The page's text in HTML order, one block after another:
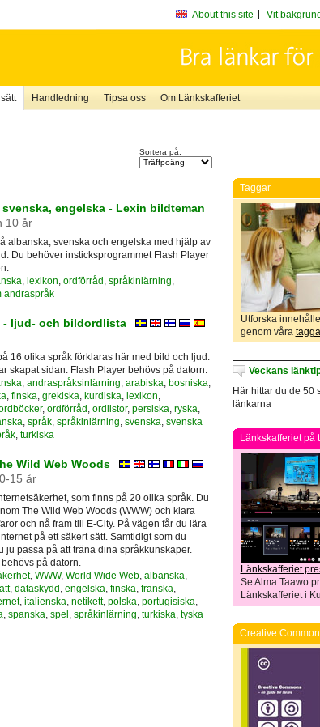
About this site Vit bakgrund
Handledning Tipsa oss Om Länkskafferiet
Sortera på:
engelska - Lexin bildteman
10 år
albanska, svenska och engelska med hjälp av
Du behöver insticksprogrammet Flash Player
lexikon ordförråd språkinlärning
andraspråk
- ljud- och bildordlista
16 olika språk förklaras här med bild och ljud.
skapat sidan. Flash Player behövs på datorn.
, andraspråksinlärning, arabiska, bosniska,
, finska, grekiska, kurdiska, lexikon,
, ordförråd , ordlistor, persiska, ryska,
, språk, språkinlärning, svenska, svenska
, turkiska
Wild Web Woods
15 år
som finns på 20 olika språk. Du
The Wild Web Woods (WWW) och klara
och nå fram till E-City. På vägen får du lära
på ett säkert sätt. Samtidigt som du
ju passa på att träna dina språkkunskaper.
på datorn.
, WWW, World Wide Web, albanska,
, dataskydd , engelska, finska, franska,
, italienska, netikett, polska, portugisiska,
, spanska, spel , språkinlärning, turkiska, tyska
Taggar
Utforska
genom våra
Veckans
Här hittar du de 50
länkarna
Länkskafferiet på
Länkskafferiet
Se Alma Taawo
Länkskafferiet i
Creative